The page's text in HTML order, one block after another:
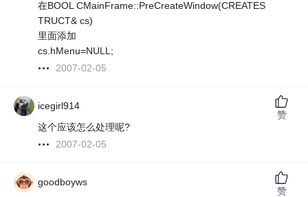
在BOOL CMainFrame::PreCreateWindow(CREATES
TRUCT& cs)
里面添加
cs.hMenu=NULL;
2007-02-05
icegirl914
这个应该怎么处理呢?
2007-02-05
赞
goodboyws
赞